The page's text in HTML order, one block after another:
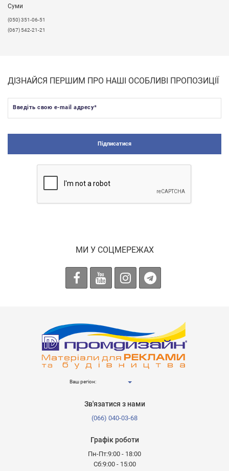
Суми
(050) 351-06-51
(067) 542-21-21
ДІЗНАЙСЯ ПЕРШИМ ПРО НАШІ ОСОБЛИВІ ПРОПОЗИЦІЇ
Введіть свою e-mail адресу*
Підписатися
МИ У СОЦМЕРЕЖАХ
Ваш регіон:
Зв'язатися з нами
(066) 040-03-68
Графік роботи
Пн-Пт:9:00 - 18:00
Сб:9:00 - 15:00